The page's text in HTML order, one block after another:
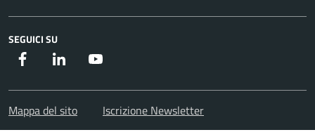
SEGUICI SU
Facebook Instagram
Mappa del sito Iscrizione Newsletter